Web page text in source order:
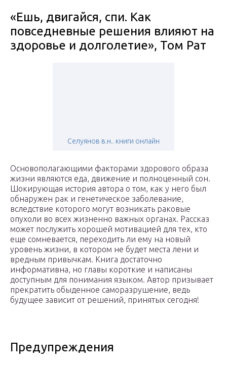
«Ешь, двигайся, спи. Как
повседневные решения влияют на
здоровье и долголетие», Том Рат
Селуянов в.н.. книги онлайн
Основополагающими факторами здорового образа
жизни являются еда, движение и полноценный сон.
Шокирующая история автора о том, как у него был
обнаружен рак и генетическое заболевание,
вследствие которого могут возникать раковые
опухоли во всех жизненно важных органах. Рассказ
может послужить хорошей мотивацией для тех, кто
еще сомневается, переходить ли ему на новый
уровень жизни, в котором не будет места лени и
вредным привычкам. Книга достаточно
информативна, но главы короткие и написаны
доступным для понимания языком. Автор призывает
прекратить обыденное саморазрушение, ведь
будущее зависит от решений, принятых сегодня!
Предупреждения